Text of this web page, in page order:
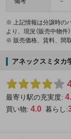
※ 上記情報は分譲時の
より、現況（販売中物件
※ 販売価格、賃料、間
アネックスミタカ
最寄り駅の充実度:
買い物: 4.0 暮らし: